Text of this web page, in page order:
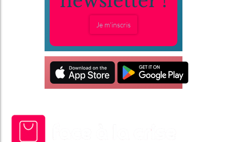
Je m'inscris